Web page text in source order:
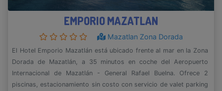
EMPORIO MAZATLAN
Mazatlan Zona Dorada
El Hotel Emporio Mazatlán está ubicado frente al mar en la Zona
Dorada de Mazatlán, a 35 minutos en coche del Aeropuerto
Internacional de Mazatlán - General Rafael Buelna. Ofrece 2
piscinas, estacionamiento sin costo con servicio de valet parking